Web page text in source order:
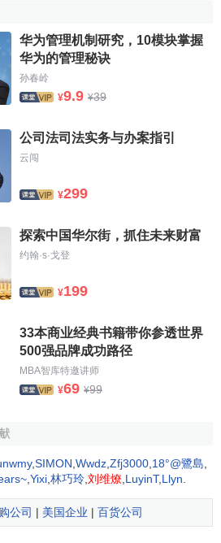
尔德加入了西尔斯公司，他对公
务和扩展，起了极其重要的作用。
信件订货又通过邮件付货，从而把
里根据店方发出的商品样本或广告
卖主不谋一面，即可完成一笔交
斯公司首创的，但使刚刚逐步发展
商业形态，西尔斯公司和洛森沃尔
常适合当时美国农村交通不便、
对邮购业务倾注了大量心血，采
如，他从市场调查
立了高效的组织管理系统，让管理人
负起明确的责任，他的经营原则是
做到成本尽量降低，售价最便宜，
持最好的。从本世纪初起，洛森沃
产物美价廉的商品。西尔斯公司与
一种与其说是购买，不如说是代理
质高价廉的商品源源不断提供给消
战略迅速扩大。1900年西尔斯的营
后增长为6100万美元，再过10年，
亿美元，他当年经过深入调查编印
华为管理机制研究，10模块掌握
华为的管理秘诀
孙春岭
¥9.9 ¥39
公司法司法实务与办案指引
云闯
¥299
探索中国华尔街，抓住未来财富
约翰·s·戈登
¥199
33本商业经典书籍带你参透世界
500强品牌成功路径
MBA智库特邀讲师
¥69 ¥99
,SIMON Wwdz Zfj3000 18°@鷺島
Yixi 林巧玲 刘维燎 LuyinT,Llyn
公司 | 美国企业 | 百货公司